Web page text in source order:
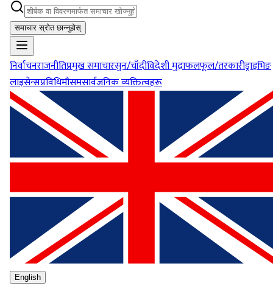
समाचार स्रोत छान्नुहोस्
निर्वाचनराजनीतिप्रमुख समाचारसुन/चाँदीविदेशी मुद्राफलफूल/तरकारीड्राइभिङ
लाइसेन्सप्रविधिमौसमसार्वजनिक व्यक्तित्वहरू
English